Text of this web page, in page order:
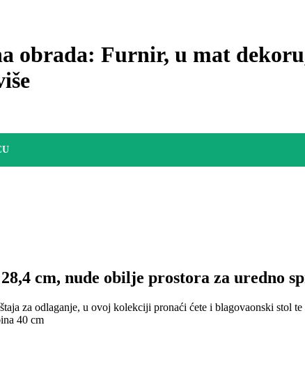
obrada: Furnir, u mat
cm, nude obilje prostora za uredno
za odlaganje, u ovoj kolekciji pronaći ćete i blagovaonski stol
40 cm